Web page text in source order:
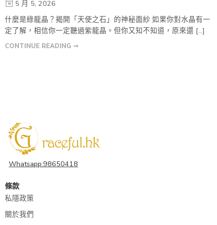
5 月 5, 2026
什麼是綠龍晶？揭開「天使之石」的神秘面紗 如果你對水晶有一
定了解，相信你一定聽過紫龍晶。但你又知不知道，原來還 […]
CONTINUE READING ➞
Whatsapp:98650418
條款
私隱政策
關於我們